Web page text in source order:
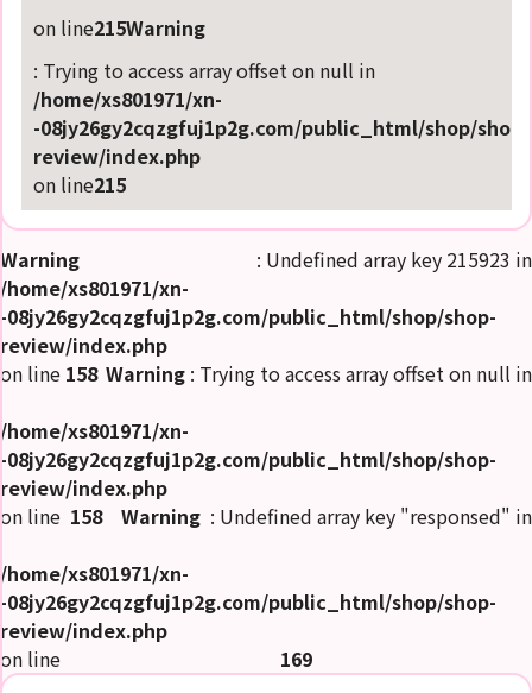
on line215Warning
: Trying to access array offset on null in
/home/xs801971/xn-
-08jy26gy2cqzgfuj1p2g.com/public_html/shop/shop-
review/index.php
on line215
Warning
: Undefined array key 215923 in
/home/xs801971/xn-
-08jy26gy2cqzgfuj1p2g.com/public_html/shop/shop-
review/index.php
on line 158 Warning : Trying to access array offset on null in
/home/xs801971/xn-
-08jy26gy2cqzgfuj1p2g.com/public_html/shop/shop-
review/index.php
on line 158 Warning : Undefined array key "responsed" in
/home/xs801971/xn-
-08jy26gy2cqzgfuj1p2g.com/public_html/shop/shop-
review/index.php
on line
169